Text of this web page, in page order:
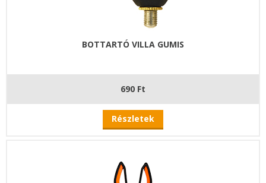
BOTTARTÓ VILLA GUMIS
690 Ft
Részletek